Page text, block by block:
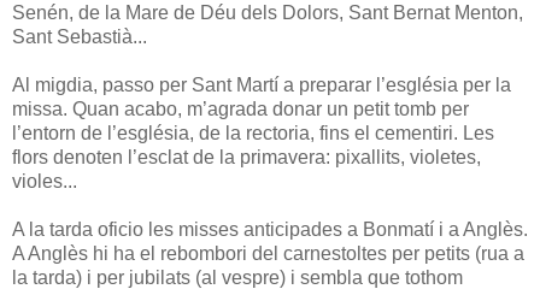
Senén, de la Mare de Déu dels Dolors, Sant Bernat Menton,
Sant Sebastià...
Al migdia, passo per Sant Martí a preparar l’església per la
missa. Quan acabo, m’agrada donar un petit tomb per
l’entorn de l’església, de la rectoria, fins el cementiri. Les
flors denoten l’esclat de la primavera: pixallits, violetes,
violes...
A la tarda oficio les misses anticipades a Bonmatí i a Anglès.
A Anglès hi ha el rebombori del carnestoltes per petits (rua a
la tarda) i per jubilats (al vespre) i sembla que tothom